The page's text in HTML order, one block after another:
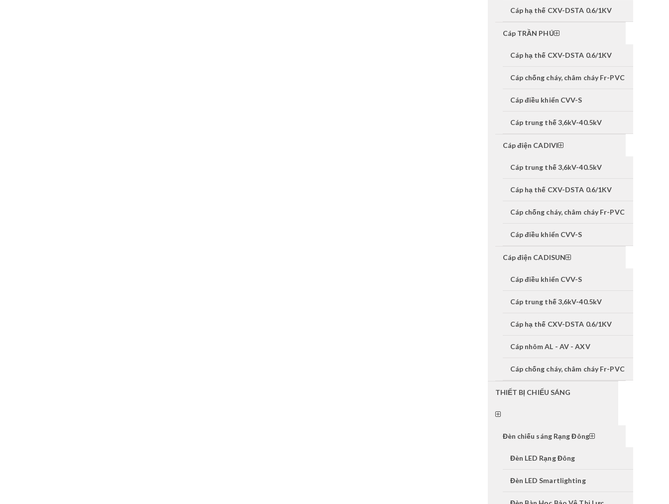
Cáp hạ thế CXV-DSTA 0.6/1KV
Cáp TRẦN PHÚ
Cáp hạ thế CXV-DSTA 0.6/1KV
Cáp chống cháy, châm cháy Fr-PVC
Cáp điều khiển CVV-S
Cáp trung thế 3,6kV-40.5kV
Cáp điện CADIVI
Cáp trung thế 3,6kV-40.5kV
Cáp hạ thế CXV-DSTA 0.6/1KV
Cáp chống cháy, châm cháy Fr-PVC
Cáp điều khiển CVV-S
Cáp điện CADISUN
Cáp điều khiển CVV-S
Cáp trung thế 3,6kV-40.5kV
Cáp hạ thế CXV-DSTA 0.6/1KV
Cáp nhôm AL - AV - AXV
Cáp chống cháy, châm cháy Fr-PVC
THIẾT BỊ CHIẾU SÁNG
Đèn chiếu sáng Rạng Đông
Đèn LED Rạng Đông
Đèn LED Smartlighting